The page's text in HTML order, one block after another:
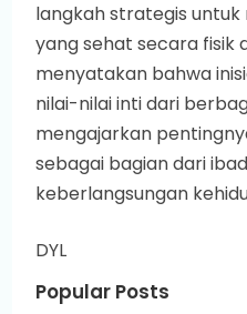
langkah strategis
yang sehat secara fisik
menyatakan bahwa
nilai-nilai inti dari
mengajarkan
sebagai bagian dari
keberlangsungan
DYL
Popular Posts